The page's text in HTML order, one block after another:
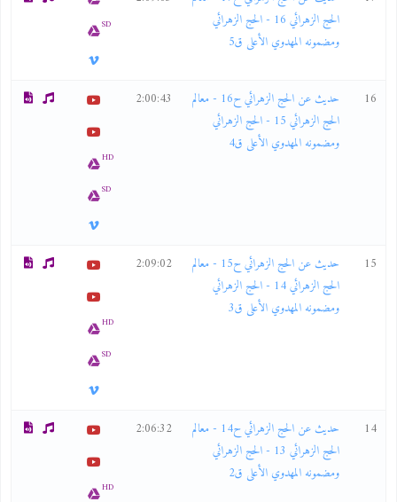
الحج الزهرائي 16 - الحج الزهرائي
ومضمونه المهدوي الأعلى ق5
SD
16
حديث عن الحج الزهرائي ح16 - معالم
الحج الزهرائي 15 - الحج الزهرائي
ومضمونه المهدوي الأعلى ق4
2:00:43
HD
SD
15
حديث عن الحج الزهرائي ح15 - معالم
الحج الزهرائي 14 - الحج الزهرائي
ومضمونه المهدوي الأعلى ق3
2:09:02
HD
SD
14
حديث عن الحج الزهرائي ح14 - معالم
الحج الزهرائي 13 - الحج الزهرائي
ومضمونه المهدوي الأعلى ق2
2:06:32
HD